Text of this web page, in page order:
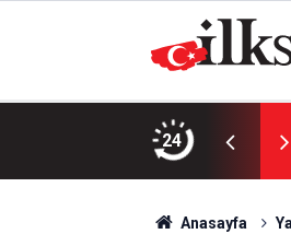
24
çalışmaya başladı
Anasayfa